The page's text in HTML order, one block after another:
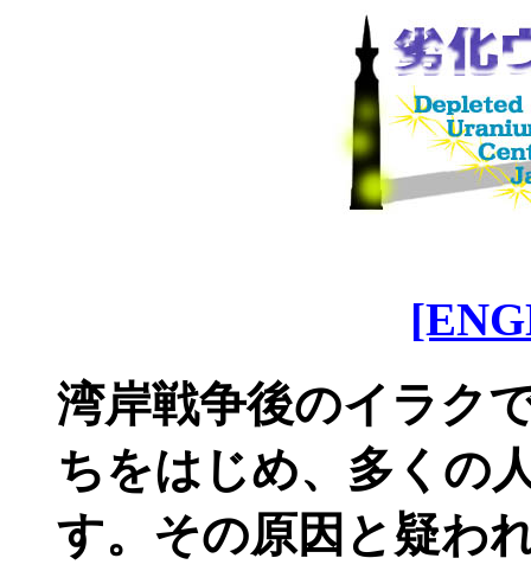
湾岸戦争後のイラク
ちをはじめ、多くの
す。その原因と疑わ